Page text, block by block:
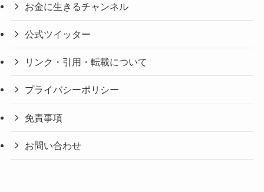
お金に生きるチャンネル
公式ツイッター
リンク・引用・転載について
プライバシーポリシー
免責事項
お問い合わせ